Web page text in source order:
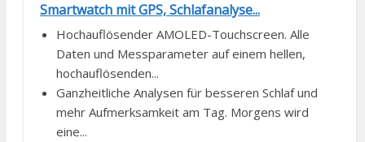
Smartwatch mit GPS, Schlafanalyse...
Hochauflösender AMOLED-Touchscreen. Alle
Daten und Messparameter auf einem hellen,
hochauflösenden...
Ganzheitliche Analysen für besseren Schlaf und
mehr Aufmerksamkeit am Tag. Morgens wird
eine...